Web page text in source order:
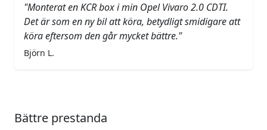
"Monterat en KCR box i min Opel Vivaro 2.0 CDTI.
Det är som en ny bil att köra, betydligt smidigare att
köra eftersom den går mycket bättre."
Björn L.
Bättre prestanda